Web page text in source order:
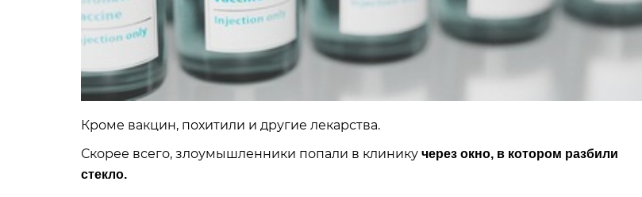
Кроме вакцин, похитили и другие лекарства.
Скорее всего, злоумышленники попали в клинику через окно, в котором разбили
стекло.